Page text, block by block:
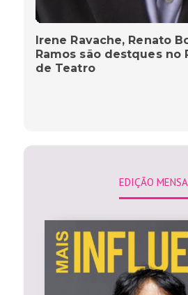
Irene Ravache, Renato
Ramos são destques no
de Teatro
EDIÇÃO